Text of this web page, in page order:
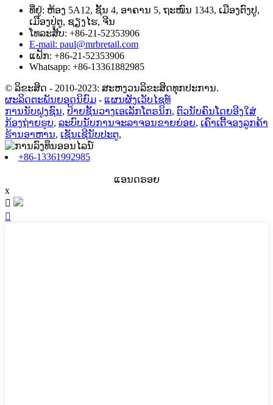
ທີ່ຢູ່: ຫ້ອງ 5A12, ຊັ້ນ 4, ອາຄານ 5, ຖະໜົນ 1343, ເມືອງຕົງປູ,
ເມືອງປູ່ຕູ, ຊຽງໄຮ, ຈີນ
ໂທລະສັບ: +86-21-52353906
E-mail: paul@mrbretail.com
ແຟັກ: +86-21-52353906
Whatsapp: +86-13361882985
© ລິຂະສິດ - 2010-2023: ສະຫງວນລິຂະສິດທຸກປະການ.
ຜະລິດຕະພັນຍອດນິຍົມ - ແຜນຜັງເວັບໄຊທ໌
ການນັບຝູງຊົນ, ປ້າຍຊັ້ນວາງເອເລັກໂຕຣນິກ, ຕົວນັບຄົນໂດຍອີງໃສ່
ກ້ອງຖ່າຍຮູບ, ລະບົບນັບການຈະລາຈອນຂາຍຍ່ອຍ, ເຄົາເຕີ້ຈອງລູກຄ້າ
ຮ້ານອາຫານ, ເຊັນເຊີນັບປະຕູ,
+86-13361992985
ແອນດຣອຍ
x

